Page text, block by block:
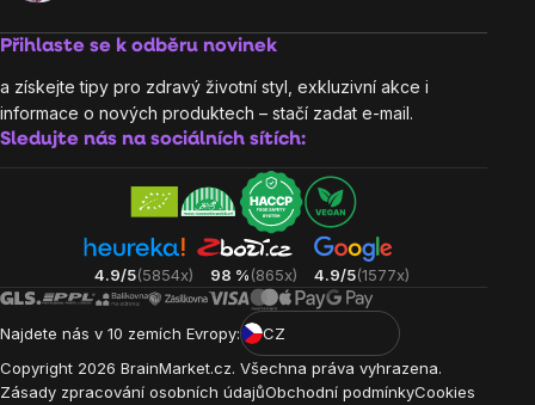
Přihlaste se k odběru novinek
a získejte tipy pro zdravý životní styl, exkluzivní akce i
informace o nových produktech – stačí zadat e-mail.
Sledujte nás na sociálních sítích:
4.9/5(5854x) 98 %(865x) 4.9/5(1577x)
Najdete nás v 10 zemích Evropy:
CZ
Copyright 2026 BrainMarket.cz. Všechna práva vyhrazena.
Zásady zpracování osobních údajůObchodní podmínkyCookies